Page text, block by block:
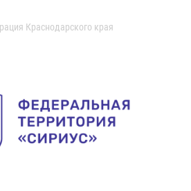
Краснодарского края